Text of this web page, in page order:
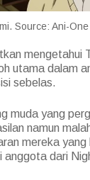
Source: Ani-
mengetahui
utama dalam
sebelas.
muda yang
namun
mereka yang
anggota dari